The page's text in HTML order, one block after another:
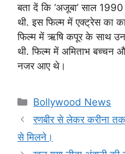
बता दें कि ‘अजूबा’ साल
थी. इस फिल्म में एक्ट्रेस का
फिल्म में ऋषि कपूर के साथ
थी. फिल्म में अमिताभ बच्चन
नजर आए थे।
Categories
Bollywood News
रणबीर से लेकर करीना तक
से मिलने।